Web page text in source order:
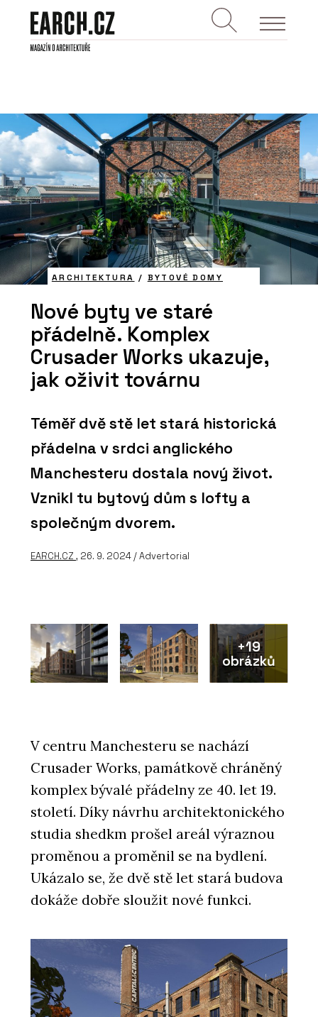
ARCHITEKTURA / BYTOVÉ DOMY
Nové byty ve staré
přádelně. Komplex
Crusader Works ukazuje,
jak oživit továrnu
Téměř dvě stě let stará historická
přádelna v srdci anglického
Manchesteru dostala nový život.
Vznikl tu bytový dům s lofty a
společným dvorem.
EARCH.CZ , 26. 9. 2024 / Advertorial
+19
obrázků
V centru Manchesteru se nachází
Crusader Works, památkově chráněný
komplex bývalé přádelny ze 40. let 19.
století. Díky návrhu architektonického
studia shedkm prošel areál výraznou
proměnou a proměnil se na bydlení.
Ukázalo se, že dvě stě let stará budova
dokáže dobře sloužit nové funkci.